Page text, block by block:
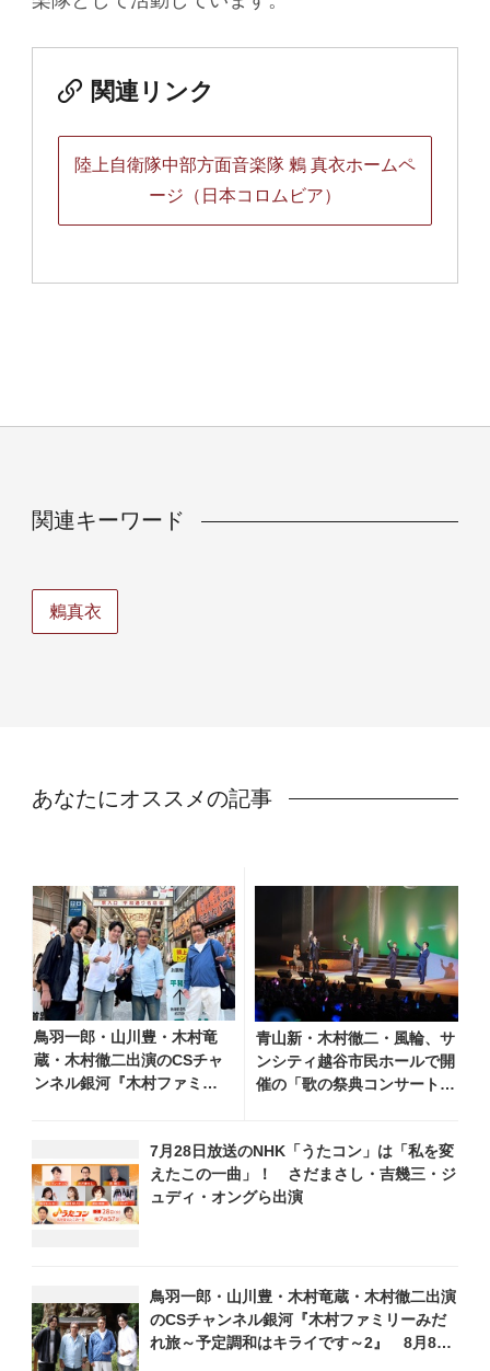
関連リンク
陸上自衛隊中部方面音楽隊 鶫 真衣ホームペ
ージ（日本コロムビア）
関連キーワード
鶫真衣
あなたにオススメの記事
鳥羽一郎・山川豊・木村竜
蔵・木村徹二出演のCSチャ
ンネル銀河『木村ファミリ
（土）放送回の収録の模様
を密着レポート！
青山新・木村徹二・風輪、サ
ンシティ越谷市民ホールで開
催の「歌の祭典コンサート～
和・平成の名曲まで心躍るス
テージを披露
7月28日放送のNHK「うたコン」は「私を変
えたこの一曲」！ さだまさし・吉幾三・ジ
ュディ・オングら出演
鳥羽一郎・山川豊・木村竜蔵・木村徹二出演
のCSチャンネル銀河『木村ファミリーみだ
れ旅～予定調和はキライです～2』 8月8日